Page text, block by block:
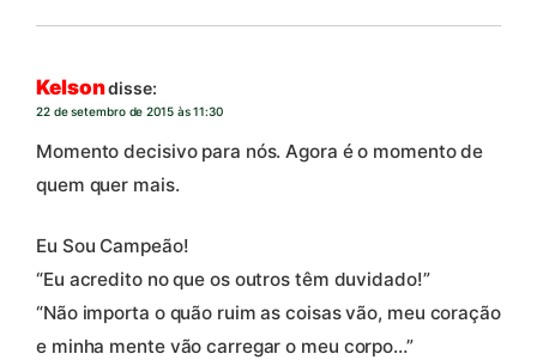
Kelsondisse:
22 de setembro de 2015 às 11:30
Momento decisivo para nós. Agora é o momento de
quem quer mais.
Eu Sou Campeão!
“Eu acredito no que os outros têm duvidado!”
“Não importa o quão ruim as coisas vão, meu coração
e minha mente vão carregar o meu corpo…”